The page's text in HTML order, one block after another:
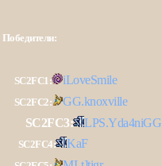
Победители:
SC2FC1: iLoveSmile
SC2FC2: GG.knoxville
SC2FC3:
LPS.Yda4niGG
SC2FC4: KaF